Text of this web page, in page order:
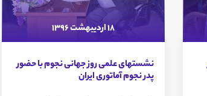
18 اردیبهشت 1396
نشستهای علمی روز جهانی نجوم با حضور
پدر نجوم آماتوری ایران